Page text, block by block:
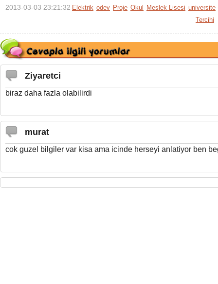
2013-03-03 23:21:32 Elektrik odev Proje Okul Meslek Lisesi universite
Tercihi
Ziyaretci
biraz daha fazla olabilirdi
murat
cok guzel bilgiler var kisa ama icinde herseyi anlatiyor ben